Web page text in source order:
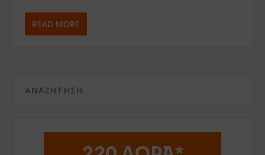
READ MORE